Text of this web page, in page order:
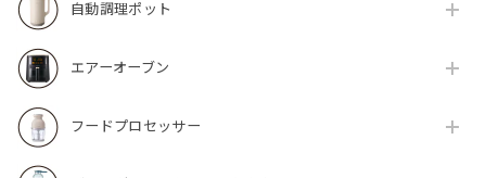
自動調理ポット
エアーオーブン
フードプロセッサー